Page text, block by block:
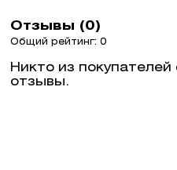
Отзывы (0)
Общий рейтинг: 0
Никто из
отзывы.